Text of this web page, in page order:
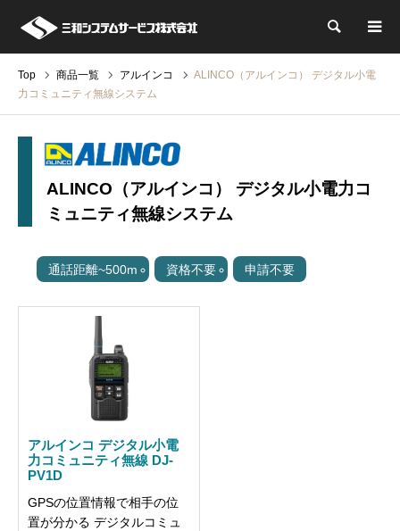
検索
Top 商品一覧 アルインコ
ALINCO（アルインコ） デジタル小電
力コミュニティ無線システム
ALINCO（アルインコ） デジタル小電力コ
ミュニティ無線システム
通話距離~500m 資格不要 申請不要
アルインコ デジタル小電
力コミュニティ無線 DJ-
PV1D
GPSの位置情報で相手の位
置が分かる デジタルコミュ